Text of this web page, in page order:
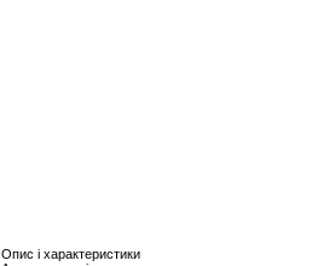
Опис і характеристики